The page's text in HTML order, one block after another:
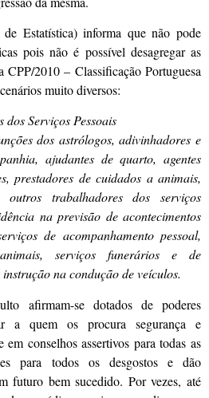
Estatística) informa que não pode
pois não é possível desagregar as
CPP/2010 – Classificação Portuguesa
muito diversos:
Serviços Pessoais
dos astrólogos, adivinhadores e
ajudantes de quarto, agentes
prestadores de cuidados a animais,
trabalhadores dos serviços
na previsão de acontecimentos
de acompanhamento pessoal,
serviços funerários e de
na condução de veículos.
afirmam-se dotados de poderes
a quem os procura segurança e
conselhos assertivos para todas as
para todos os desgostos e dão
futuro bem sucedido. Por vezes, até